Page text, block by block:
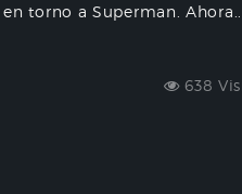
torno a Superman. Ahora...
638